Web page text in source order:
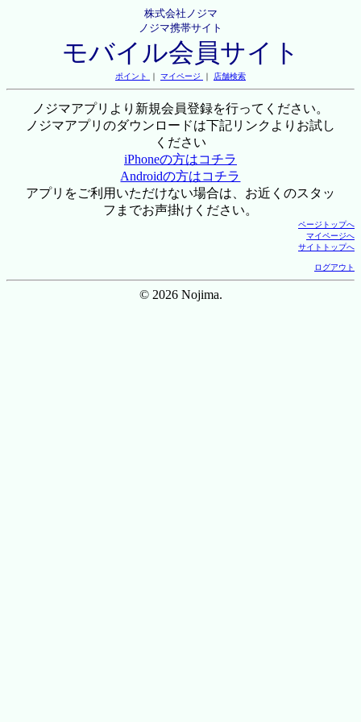
株式会社ノジマ
ノジマ携帯サイト
モバイル会員サイト
ポイント ｜ マイページ ｜ 店舗検索
ノジマアプリより新規会員登録を行ってください。
ノジマアプリのダウンロードは下記リンクよりお試し
ください
iPhoneの方はコチラ
Androidの方はコチラ
アプリをご利用いただけない場合は、お近くのスタッ
フまでお声掛けください。
ページトップへ
マイページへ
サイトトップへ
ログアウト
© 2026 Nojima.